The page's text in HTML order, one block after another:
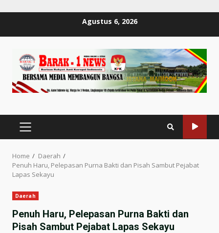
Agustus 6, 2026
PRIMARY
MENU
Home
Daerah
Penuh Haru, Pelepasan Purna Bakti dan Pisah Sambut Pejabat
Lapas Sekayu
Daerah
Penuh Haru, Pelepasan Purna Bakti dan
Pisah Sambut Pejabat Lapas Sekayu